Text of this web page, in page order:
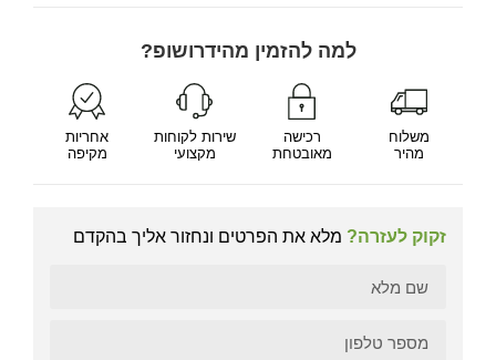
למה להזמין מהידרושופ?
משלוח
מהיר
רכישה
מאובטחת
שירות לקוחות
מקצועי
אחריות
מקיפה
זקוק לעזרה? מלא את הפרטים ונחזור אליך בהקדם